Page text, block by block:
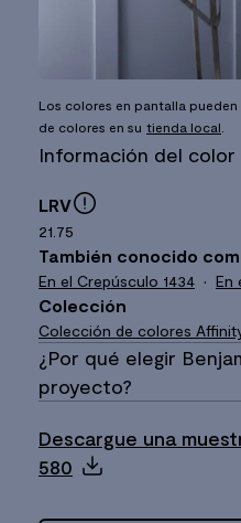
Los colores en pantalla pueden
de colores en su tienda local
Información del color
LRV
21.75
También conocido
En el Crepúsculo 1434 En
Colección
Colección de colores
¿Por qué elegir
proyecto?
Descargue una
580